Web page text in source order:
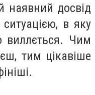
наявний досвід
в яку
виллється. Чим
тим цікавіше